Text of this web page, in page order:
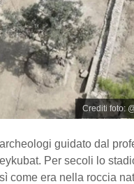
Crediti foto:
guidato dal
Per secoli lo
come era nella roccia